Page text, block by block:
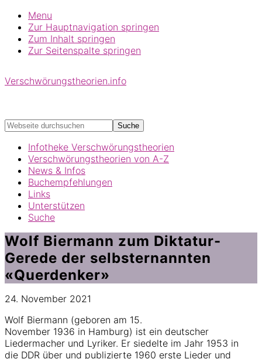
Menu
Zur Hauptnavigation springen
Zum Inhalt springen
Zur Seitenspalte springen
Verschwörungstheorien.info
Webseite
Infotheke Verschwörungstheorien
Verschwörungstheorien von A-Z
News & Infos
Buchempfehlungen
Links
Unterstützen
Suche
Wolf Biermann zum Diktatur-
Gerede der selbsternannten
«Querdenker»
24. November 2021
Wolf Biermann (geboren am 15.
November 1936 in Hamburg) ist ein deutscher
Liedermacher und Lyriker. Er siedelte im Jahr 1953 in
die DDR über und publizierte 1960 erste Lieder und